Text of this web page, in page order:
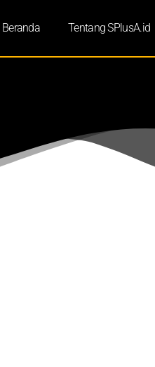
Beranda Tentang SPlusA.id